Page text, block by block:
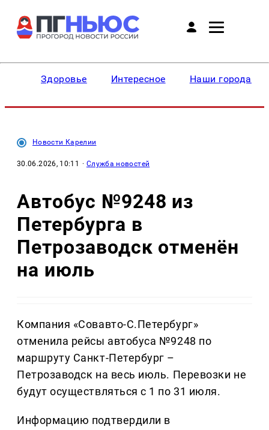
Здоровье Интересное Наши города
Новости Карелии
30.06.2026, 10:11 · Служба новостей
Автобус №9248 из
Петербурга в
Петрозаводск отменён
на июль
Компания «Совавто-С.Петербург»
отменила рейсы автобуса №9248 по
маршруту Санкт-Петербург –
Петрозаводск на весь июль. Перевозки не
будут осуществляться с 1 по 31 июля.
Информацию подтвердили в